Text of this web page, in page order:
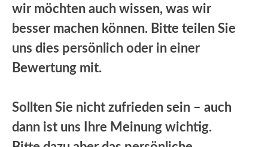
wir möchten auch wissen, was wir
besser machen können. Bitte teilen Sie
uns dies persönlich oder in einer
Bewertung mit.
Sollten Sie nicht zufrieden sein – auch
dann ist uns Ihre Meinung wichtig.